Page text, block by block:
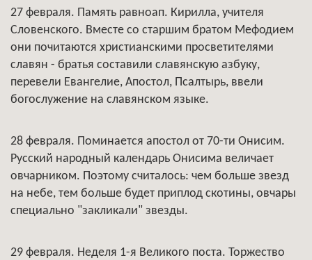
27 февраля. Память равноап. Кирилла, учителя
Словенского. Вместе со старшим братом Мефодием
они почитаются христианскими просветителями
славян - братья составили славянскую азбуку,
перевели Евангелие, Апостол, Псалтырь, ввели
богослужение на славянском языке.
28 февраля. Поминается апостол от 70-ти Онисим.
Русский народный календарь Онисима величает
овчарником. Поэтому считалось: чем больше звезд
на небе, тем больше будет приплод скотины, овчары
специально "закликали" звезды.
29 февраля. Неделя 1-я Великого поста. Торжество